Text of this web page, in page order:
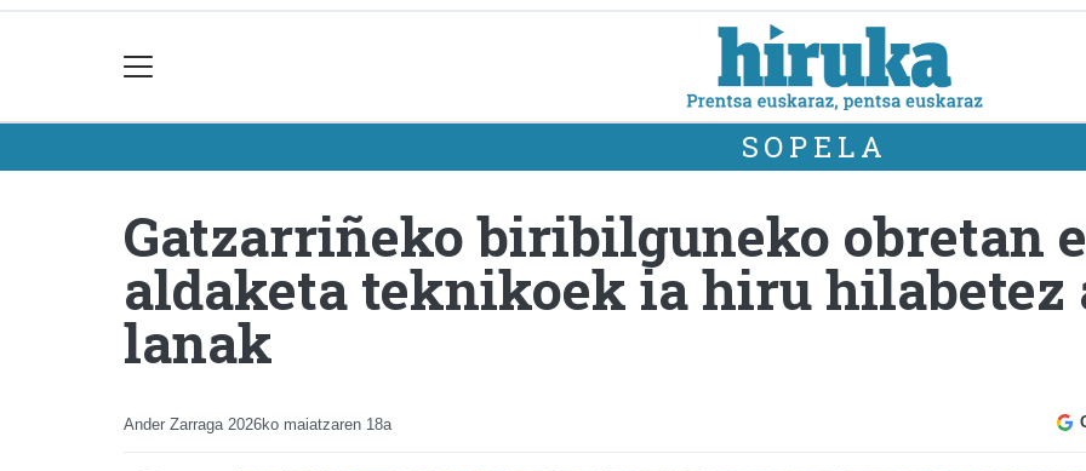
SOPELA
Gatzarriñeko biribilguneko obretan
aldaketa teknikoek ia hiru hilabetez
lanak
Ander Zarraga 2026ko maiatzaren 18a